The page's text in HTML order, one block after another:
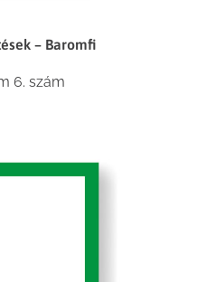
– Baromfi
6. szám